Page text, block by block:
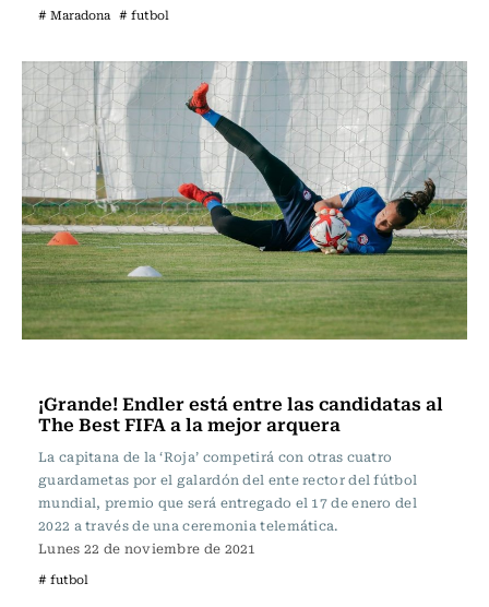
# Maradona # futbol
¡Grande! Endler está entre las candidatas al
The Best FIFA a la mejor arquera
La capitana de la ‘Roja’ competirá con otras cuatro
guardametas por el galardón del ente rector del fútbol
mundial, premio que será entregado el 17 de enero del
2022 a través de una ceremonia telemática.
Lunes 22 de noviembre de 2021
# futbol